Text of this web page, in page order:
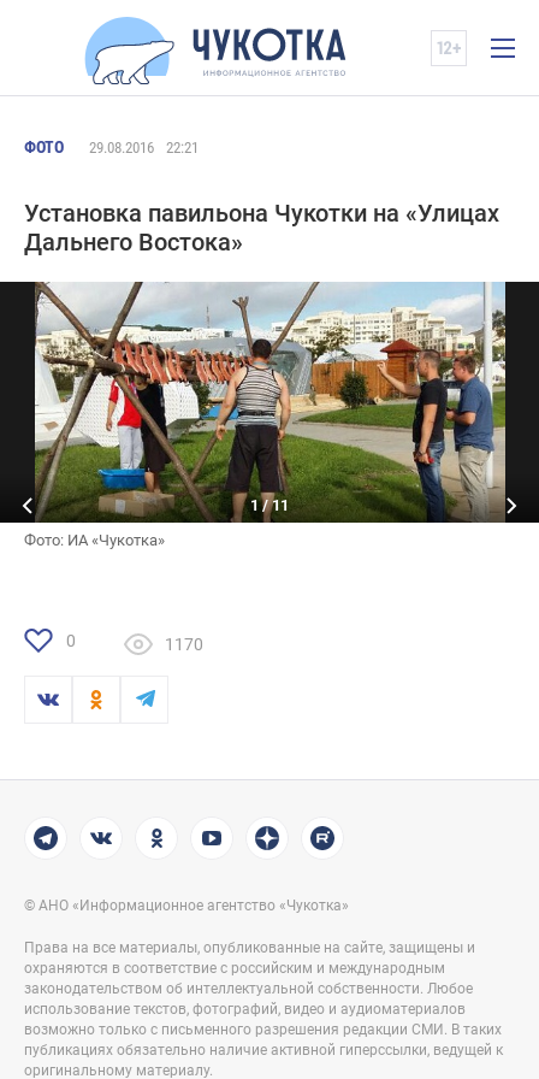
ФОТО 29.08.2016 22:21
Установка павильона Чукотки на «Улицах
Дальнего Востока»
Фото: ИА «Чукотка»
1/11
0 1170
© АНО «Информационное агентство «Чукотка»
Права на все материалы, опубликованные на сайте, защищены и
охраняются в соответствие с российским и международным
законодательством об интеллектуальной собственности. Любое
использование текстов, фотографий, видео и аудиоматериалов
возможно только с письменного разрешения редакции СМИ. В таких
публикациях обязательно наличие активной гиперссылки, ведущей к
оригинальному материалу.